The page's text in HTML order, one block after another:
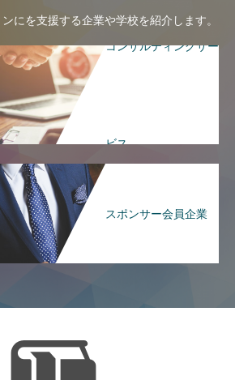
にを支援する企業や学校を紹介します。
コンサルティングサー
ビス
スポンサー会員企業